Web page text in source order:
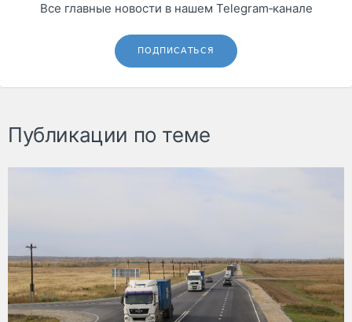
Все главные новости в нашем Telegram‑канале
ПОДПИСАТЬСЯ
Публикации по теме